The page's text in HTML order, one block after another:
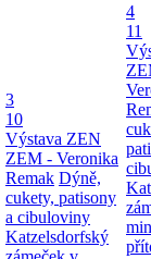
3
10
Výstava ZEN
ZEM - Veronika
Remak Dýně,
cukety, patisony
a cibuloviny
Katzelsdorfský
4
11